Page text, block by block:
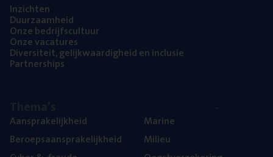
Inzich­ten
Duur­zaam­heid
Onze bedrijfs­cul­tuur
Onze vaca­tu­res
Diver­si­teit, gelijk­waar­dig­heid en inclusie
Part­ner­ships
Aan­spra­ke­lijk­heid
Beroeps­aan­spra­ke­lijk­heid
Mari­ne
Mili­eu